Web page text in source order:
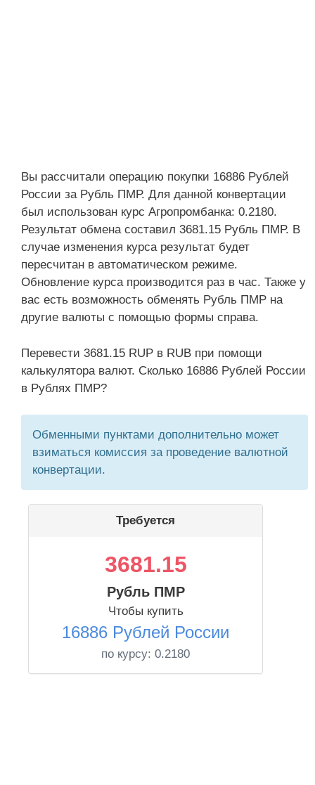
Вы рассчитали операцию покупки 16886 Рублей
России за Рубль ПМР. Для данной конвертации
был использован курс Агропромбанка: 0.2180.
Результат обмена составил 3681.15 Рубль ПМР. В
случае изменения курса результат будет
пересчитан в автоматическом режиме.
Обновление курса производится раз в час. Также у
вас есть возможность обменять Рубль ПМР на
другие валюты с помощью формы справа.
Перевести 3681.15 RUP в RUB при помощи
калькулятора валют. Сколько 16886 Рублей России
в Рублях ПМР?
Обменными пунктами дополнительно может
взиматься комиссия за проведение валютной
конвертации.
Требуется
3681.15
Рубль ПМР
Чтобы купить
16886 Рублей России
по курсу: 0.2180